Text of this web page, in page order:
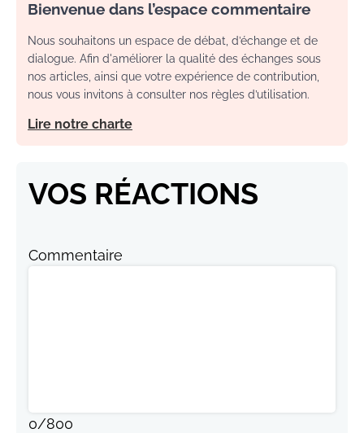
Bienvenue dans l’espace commentaire
Nous souhaitons un espace de débat, d’échange et de
dialogue. Afin d'améliorer la qualité des échanges sous
nos articles, ainsi que votre expérience de contribution,
nous vous invitons à consulter nos règles d’utilisation.
Lire notre charte
VOS RÉACTIONS
Commentaire
0/800